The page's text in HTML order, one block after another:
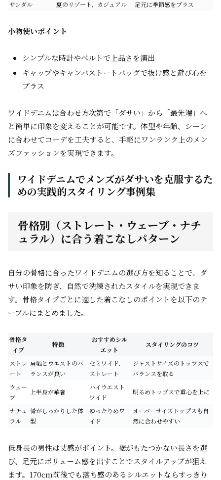
サンダル 夏のリゾート、カジュアル 足元に季節感をプラス
小物使いポイント
シンプルな時計やベルトで上品さを演出
キャップやキャンバストートバッグで抜け感と遊び心を
プラス
ワイドデニムは合わせ方次第で「ダサい」から「最先端」へ
と簡単に印象を変えることが可能です。体型や年齢、シーン
に合わせてコーデを工夫すると、手軽にワンランク上のメン
ズファッションを実現できます。
ワイドデニムでメンズがダサいを克服するた
めの実践的スタイリング事例集
骨格別（ストレート・ウェーブ・ナチ
ュラル）に合う着こなしパターン
自分の骨格に合ったワイドデニムの選び方を知ることで、ダ
サい印象を防ぎ、自然で洗練されたスタイルを実現できま
す。骨格タイプごとに適した着こなしのポイントを以下のテ
ーブルにまとめました。
骨格タ
イプ
特徴
おすすめシル
エット
スタイリングのコツ
ストレ
ート
肩幅とウエストのバ
ランスが良い
セミワイド、
ストレート
ジャストサイズのトップスで
バランスを取る
ウェー
ブ
上半身が華奢
ハイウエスト
ワイド
明るめトップスで重心を上に
ナチュ
ラル
骨がしっかりした体
型
ゆったりめワ
イド
オーバーサイズトップスも自
然に合わせやすい
低身長の男性は丈感がポイント。裾がもたつかない長さを選
び、足元にボリューム感を出すことでスタイルアップが狙え
ます。170cm前後でも落ち感のあるシルエットならすっきり